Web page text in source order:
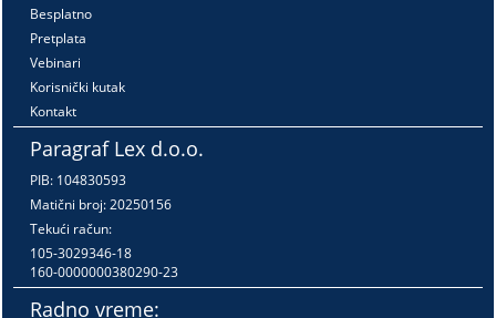
Besplatno
Pretplata
Vebinari
Korisnički kutak
Kontakt
Paragraf Lex d.o.o.
PIB: 104830593
Matični broj: 20250156
Tekući račun:
105-3029346-18
160-0000000380290-23
Radno vreme: